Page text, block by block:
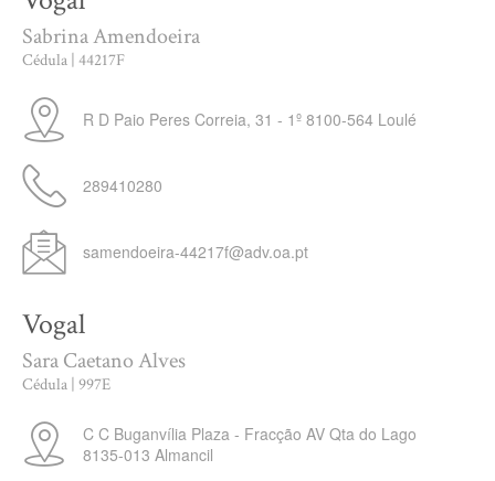
Sabrina Amendoeira
Cédula | 44217F
R D Paio Peres Correia, 31 - 1º 8100-564 Loulé
289410280
samendoeira-44217f@adv.oa.pt
Vogal
Sara Caetano Alves
Cédula | 997E
C C Buganvília Plaza - Fracção AV Qta do Lago
8135-013 Almancil